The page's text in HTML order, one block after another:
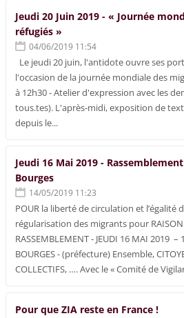
Jeudi 20 Juin 2019 - « Journée
réfugiés »
04/06/2019 11:54
Le jeudi 20 juin, l'antidote ouvre ses
l'occasion de la journée mondiale des
à 12h30 - Atelier d'expression avec les
tous.tes). L'après-midi, exposition de
depuis le...
Jeudi 16 Mai 2019 -
Bourges
14/05/2019 11:23
POUR la liberté de circulation et l’égalité
régularisation des migrants pour
RASSEMBLEMENT - JEUDI 16 MAI 2019
BOURGES - (préfecture) Ensemble,
COLLECTIFS, …. Avec le « Comité de
Pour que ZIA reste en France !